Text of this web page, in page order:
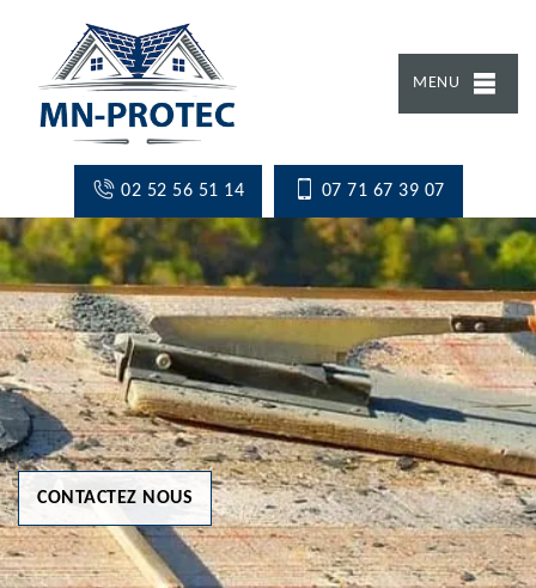
MENU
02 52 56 51 14 07 71 67 39 07
CONTACTEZ NOUS